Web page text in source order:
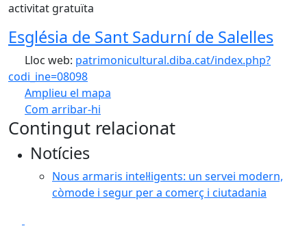
activitat gratuïta
Església de Sant Sadurní de Salelles
Lloc web: patrimonicultural.diba.cat/index.php?
codi_ine=08098
Amplieu el mapa
Com arribar-hi
+
Contingut relacionat
Notícies
Nous armaris intel·ligents: un servei modern,
còmode i segur per a comerç i ciutadania